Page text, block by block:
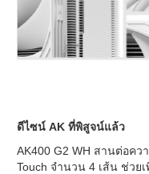
ดีไซน์ AK ที่พิสูจน์แล้ว
AK400 G2 WH สานต่อคว
Touch จำนวน 4 เส้น ช่วย